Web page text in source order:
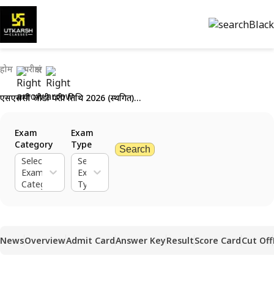
होम परीक्षाएं
एसएससी जीडी परीक्षा तिथि 2026 (स्थगित): एसएससी जीडी कांस्टेबल परीक्षा की नई तिथियाँ देखें
Exam
Category
Select
Exam
Category
Exam
Type
Select
Exam
Type
Search
NewsOverviewAdmit CardAnswer KeyResultScore CardCut Off